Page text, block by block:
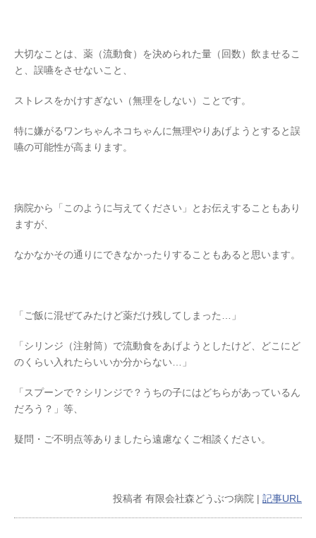
大切なことは、薬（流動食）を決められた量（回数）飲ませるこ
と、誤嚥をさせないこと、
ストレスをかけすぎない（無理をしない）ことです。
特に嫌がるワンちゃんネコちゃんに無理やりあげようとすると誤
嚥の可能性が高まります。
病院から「このように与えてください」とお伝えすることもあり
ますが、
なかなかその通りにできなかったりすることもあると思います。
「ご飯に混ぜてみたけど薬だけ残してしまった…」
「シリンジ（注射筒）で流動食をあげようとしたけど、どこにど
のくらい入れたらいいか分からない…」
「スプーンで？シリンジで？うちの子にはどちらがあっているん
だろう？」等、
疑問・ご不明点等ありましたら遠慮なくご相談ください。
投稿者 有限会社森どうぶつ病院 | 記事URL